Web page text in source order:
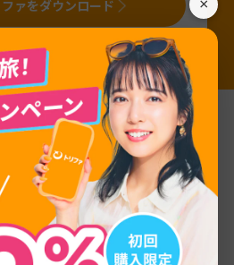
ァをダウンロード
・iOS&Android合算値・AppTweak調べ）。「旅行」カテゴリから旅行用eSIMアプ
て抽出しDL数を算出。
本情報
PROXIMUS / KPN / Mobistar
LTE/5G
×